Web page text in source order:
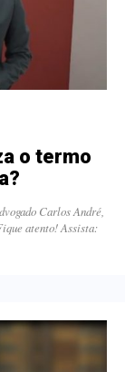
o termo
Carlos André,
atento! Assista: